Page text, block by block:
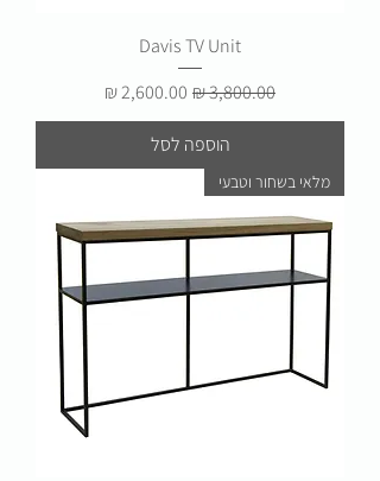
Davis TV Unit
מחיר רגיל
מחיר מבצע
הוספה לסל
מלאי בשחור וטבעי